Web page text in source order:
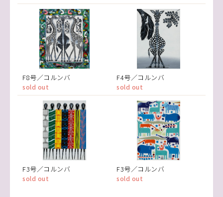
F8号／コルンバ
sold out
F4号／コルンバ
sold out
F3号／コルンバ
sold out
F3号／コルンバ
sold out